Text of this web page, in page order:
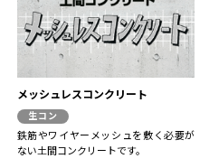
メッシュレスコンクリート
生コン
鉄筋やワイヤーメッシュを敷く必要が
ない土間コンクリートです。